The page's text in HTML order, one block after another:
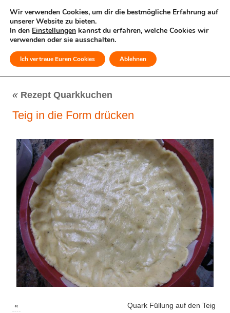
MENÜ
« Rezept Quarkkuchen
Teig in die Form drücken
«
Quark Füllung auf den Teig
Wir verwenden Cookies, um dir die bestmögliche Erfahrung auf
unserer Website zu bieten.
In den Einstellungen kannst du erfahren, welche Cookies wir
verwenden oder sie ausschalten.
Ich vertraue Euren Cookies Ablehnen